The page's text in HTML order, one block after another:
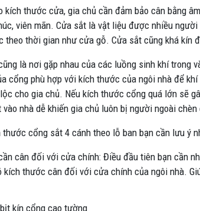
kích thước cửa, gia chủ cần đảm bảo cân bằng
viên mãn. Cửa sắt là vật liệu được nhiều
theo thời gian như cửa gỗ. Cửa sắt cũng khá kín
là nơi gặp nhau của các luồng sinh khí trong
cổng phù hợp với kích thước của ngôi nhà để
cho gia chủ. Nếu kích thước cổng quá lớn sẽ
nhà dễ khiến gia chủ luôn bị người ngoài
cổng sắt 4 cánh theo lỗ ban bạn cần lưu ý
cân đối với cửa chính: Điều đầu tiên bạn cần
kích thước cân đối với cửa chính của ngôi nhà.
kín cổng cao tường